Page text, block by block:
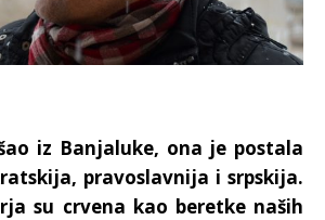
iz Banjaluke, ona je postala
pravoslavnija i srpskija.
su crvena kao beretke naših